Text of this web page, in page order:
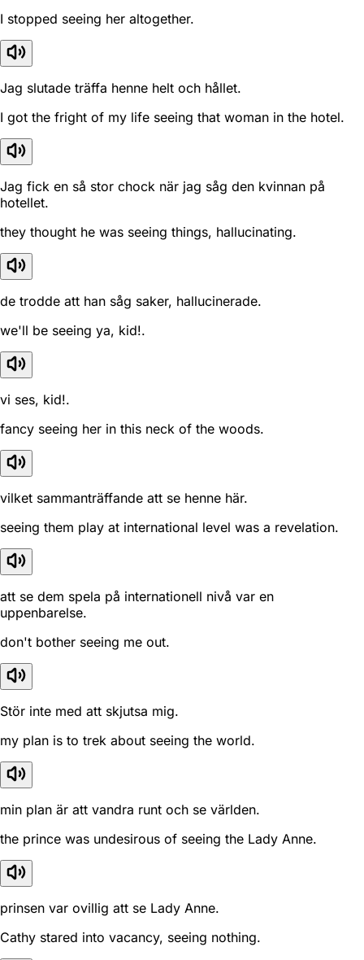
I stopped seeing her altogether.
Jag slutade träffa henne helt och hållet.
I got the fright of my life seeing that woman in the hotel.
Jag fick en så stor chock när jag såg den kvinnan på
hotellet.
they thought he was seeing things, hallucinating.
de trodde att han såg saker, hallucinerade.
we'll be seeing ya, kid!.
vi ses, kid!.
fancy seeing her in this neck of the woods.
vilket sammanträffande att se henne här.
seeing them play at international level was a revelation.
att se dem spela på internationell nivå var en
uppenbarelse.
don't bother seeing me out.
Stör inte med att skjutsa mig.
my plan is to trek about seeing the world.
min plan är att vandra runt och se världen.
the prince was undesirous of seeing the Lady Anne.
prinsen var ovillig att se Lady Anne.
Cathy stared into vacancy, seeing nothing.